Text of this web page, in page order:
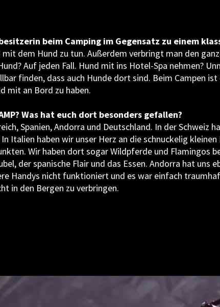
beim Camping im Gegensatz zu einem
dem Hund zu tun. Außerdem verbringt man den
Auf jeden Fall. Hund mit ins Hotel-Spa nehmen?
finden, dass auch Hunde dort sind. Beim Campen
mit an Bord zu haben.
Was hat euch dort besonders gefallen?
Spanien, Andorra und Deutschland. In der Schweiz
Italien haben wir unser Herz an die schnuckelig
Wir haben dort sogar Wildpferde und Flamingos
der spanische Flair und das Essen. Andorra hat uns
Handys nicht funktioniert und es war einfach
in den Bergen zu verbringen.